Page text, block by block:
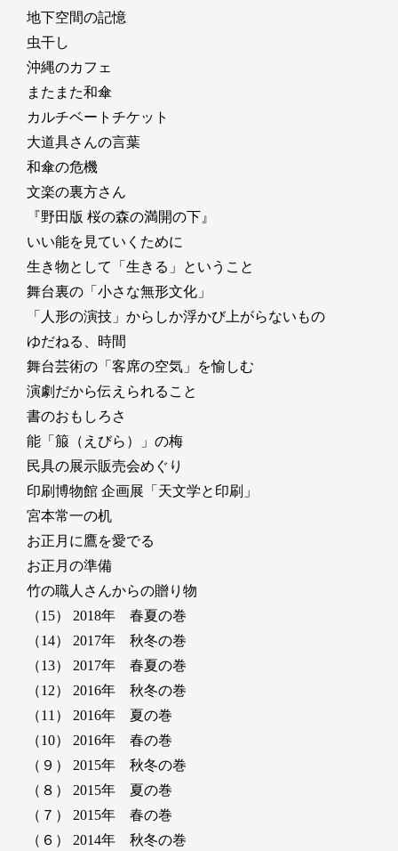
地下空間の記憶
虫干し
沖縄のカフェ
またまた和傘
カルチベートチケット
大道具さんの言葉
和傘の危機
文楽の裏方さん
『野田版 桜の森の満開の下』
いい能を見ていくために
生き物として「生きる」ということ
舞台裏の「小さな無形文化」
「人形の演技」からしか浮かび上がらないもの
ゆだねる、時間
舞台芸術の「客席の空気」を愉しむ
演劇だから伝えられること
書のおもしろさ
能「箙（えびら）」の梅
民具の展示販売会めぐり
印刷博物館 企画展「天文学と印刷」
宮本常一の机
お正月に鷹を愛でる
お正月の準備
竹の職人さんからの贈り物
（15） 2018年 春夏の巻
（14） 2017年 秋冬の巻
（13） 2017年 春夏の巻
（12） 2016年 秋冬の巻
（11） 2016年 夏の巻
（10） 2016年 春の巻
（９） 2015年 秋冬の巻
（８） 2015年 夏の巻
（７） 2015年 春の巻
（６） 2014年 秋冬の巻